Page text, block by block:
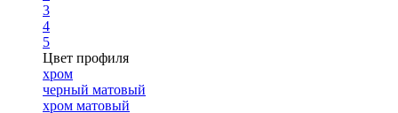
3
4
5
Цвет профиля
хром
черный матовый
хром матовый